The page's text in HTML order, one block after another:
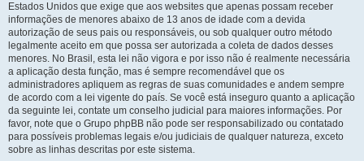
Estados Unidos que exige que aos websites que apenas possam receber
informações de menores abaixo de 13 anos de idade com a devida
autorização de seus pais ou responsáveis, ou sob qualquer outro método
legalmente aceito em que possa ser autorizada a coleta de dados desses
menores. No Brasil, esta lei não vigora e por isso não é realmente necessária
a aplicação desta função, mas é sempre recomendável que os
administradores apliquem as regras de suas comunidades e andem sempre
de acordo com a lei vigente do país. Se você está inseguro quanto a aplicação
da seguinte lei, contate um conselho judicial para maiores informações. Por
favor, note que o Grupo phpBB não pode ser responsabilizado ou contatado
para possíveis problemas legais e/ou judiciais de qualquer natureza, exceto
sobre as linhas descritas por este sistema.